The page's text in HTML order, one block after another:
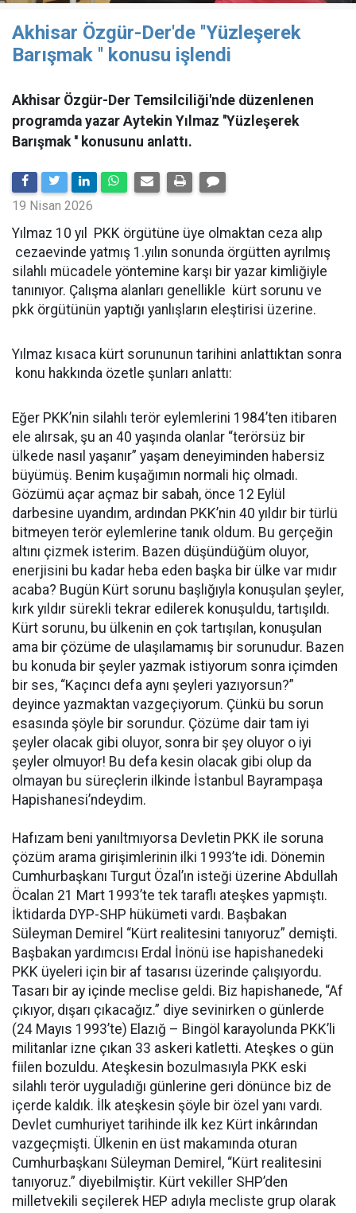
Akhisar Özgür-Der'de ''Yüzleşerek
Barışmak '' konusu işlendi
Akhisar Özgür-Der Temsilciliği'nde düzenlenen
programda yazar Aytekin Yılmaz ''Yüzleşerek
Barışmak '' konusunu anlattı.
19 Nisan 2026
Yılmaz 10 yıl PKK örgütüne üye olmaktan ceza alıp
cezaevinde yatmış 1.yılın sonunda örgütten ayrılmış
silahlı mücadele yöntemine karşı bir yazar kimliğiyle
tanınıyor. Çalışma alanları genellikle kürt sorunu ve
pkk örgütünün yaptığı yanlışların eleştirisi üzerine.
Yılmaz kısaca kürt sorununun tarihini anlattıktan sonra
konu hakkında özetle şunları anlattı:
Eğer PKK’nin silahlı terör eylemlerini 1984’ten itibaren
ele alırsak, şu an 40 yaşında olanlar “terörsüz bir
ülkede nasıl yaşanır” yaşam deneyiminden habersiz
büyümüş. Benim kuşağımın normali hiç olmadı.
Gözümü açar açmaz bir sabah, önce 12 Eylül
darbesine uyandım, ardından PKK’nin 40 yıldır bir türlü
bitmeyen terör eylemlerine tanık oldum. Bu gerçeğin
altını çizmek isterim. Bazen düşündüğüm oluyor,
enerjisini bu kadar heba eden başka bir ülke var mıdır
acaba? Bugün Kürt sorunu başlığıyla konuşulan şeyler,
kırk yıldır sürekli tekrar edilerek konuşuldu, tartışıldı.
Kürt sorunu, bu ülkenin en çok tartışılan, konuşulan
ama bir çözüme de ulaşılamamış bir sorunudur. Bazen
bu konuda bir şeyler yazmak istiyorum sonra içimden
bir ses, “Kaçıncı defa aynı şeyleri yazıyorsun?”
deyince yazmaktan vazgeçiyorum. Çünkü bu sorun
esasında şöyle bir sorundur. Çözüme dair tam iyi
şeyler olacak gibi oluyor, sonra bir şey oluyor o iyi
şeyler olmuyor! Bu defa kesin olacak gibi olup da
olmayan bu süreçlerin ilkinde İstanbul Bayrampaşa
Hapishanesi’ndeydim.
Hafızam beni yanıltmıyorsa Devletin PKK ile soruna
çözüm arama girişimlerinin ilki 1993’te idi. Dönemin
Cumhurbaşkanı Turgut Özal’ın isteği üzerine Abdullah
Öcalan 21 Mart 1993’te tek taraflı ateşkes yapmıştı.
İktidarda DYP-SHP hükümeti vardı. Başbakan
Süleyman Demirel “Kürt realitesini tanıyoruz” demişti.
Başbakan yardımcısı Erdal İnönü ise hapishanedeki
PKK üyeleri için bir af tasarısı üzerinde çalışıyordu.
Tasarı bir ay içinde meclise geldi. Biz hapishanede, “Af
çıkıyor, dışarı çıkacağız.” diye sevinirken o günlerde
(24 Mayıs 1993’te) Elazığ – Bingöl karayolunda PKK’li
militanlar izne çıkan 33 askeri katletti. Ateşkes o gün
fiilen bozuldu. Ateşkesin bozulmasıyla PKK eski
silahlı terör uyguladığı günlerine geri dönünce biz de
içerde kaldık. İlk ateşkesin şöyle bir özel yanı vardı.
Devlet cumhuriyet tarihinde ilk kez Kürt inkârından
vazgeçmişti. Ülkenin en üst makamında oturan
Cumhurbaşkanı Süleyman Demirel, “Kürt realitesini
tanıyoruz.” diyebilmiştir. Kürt vekiller SHP’den
milletvekili seçilerek HEP adıyla mecliste grup olarak